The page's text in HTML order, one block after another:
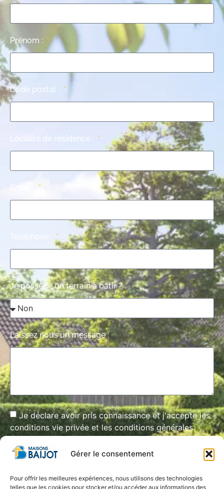
Gérer le consentement
Pour offrir les meilleures expériences, nous utilisons des technologies
telles que les cookies pour stocker et/ou accéder aux informations des
Prénom :
Code postal :
Localité de résidence :
Je possède un terrain à bâtir ?
Laissez nous un message :
Je déclare avoir pris connaissance et j'accepte les
conditions vie privée et les conditions générales
d'utilisation de ce site.*